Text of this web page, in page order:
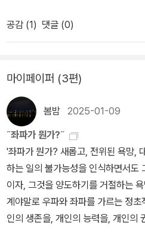
더라도 그렇다. ‘저 사람(또는 무엇)
의 가운데 던져졌다는 느낌은, 그가
아닌지와 무관하게 그를 망친다. 두
상만으로 그는 어깨를 쓸 수 없다.-
르는 것은 그다.- P45내가 쓴 거 내
하면 다른 일은 고통은 있을지언정
상대해야 하는 놈은 도무지 만족할 줄
임한 개 같은 저자 새끼, 바로 그 개
새끼가 상대해야 하는 교정공에 대
야 하는 거냐? 남이 쓴 거 고치는 걸
만이라도, 내가 그냥 되는 대로 지껄
두면 안 되냐? 굳이 애를 써서 뭘 고
공감 (1) 댓글 (0)
마이페이퍼 (3편)
봄밤 2025-01-09
˝좌파가 뭔가?˝
'좌파가 뭔가? 새롭고, 전위된 욕망,
하는 일의 불가능성을 인식하면서도
이자, 그것을 양도하기를 거절하는
계야말로 우파와 좌파를 가르는 정
인의 생존을, 개인의 능력을, 개인의